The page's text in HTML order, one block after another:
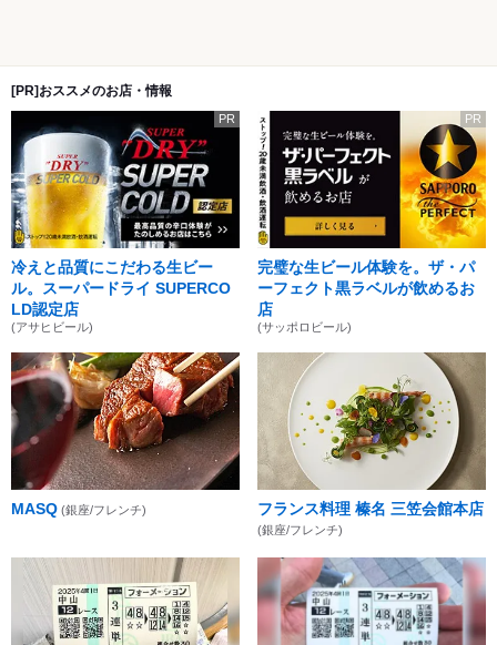
[PR]おススメのお店・情報
PR
冷えと品質にこだわる生ビー
ル。スーパードライ SUPERCO
LD認定店
(アサヒビール)
PR
完璧な生ビール体験を。ザ・パ
ーフェクト黒ラベルが飲めるお
店
(サッポロビール)
MASQ (銀座/フレンチ) フランス料理 榛名 三笠会館本店
(銀座/フレンチ)